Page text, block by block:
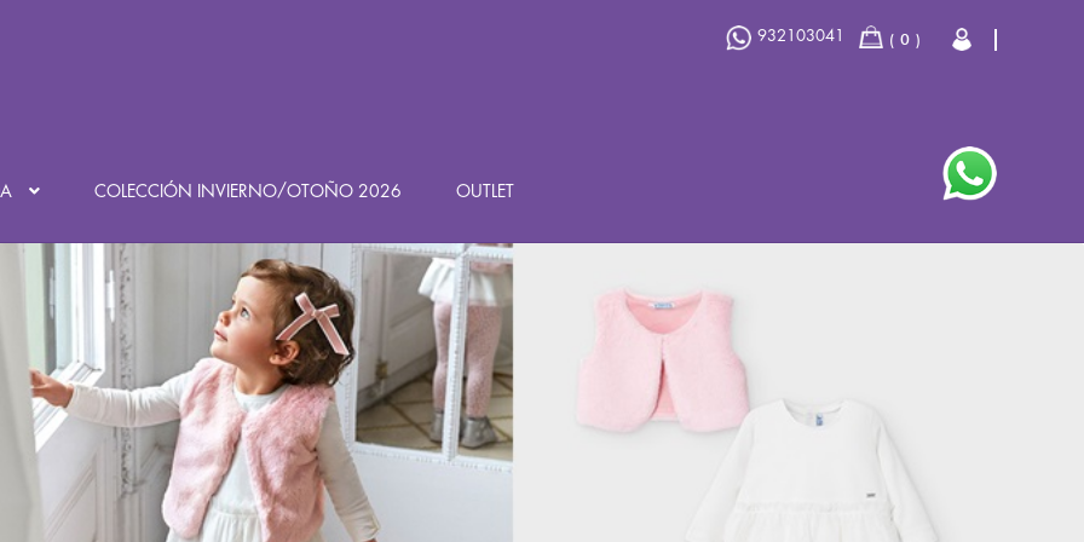
COLECCIÓN INVIERNO/OTOÑO 2026 OUTLET
932103041 0